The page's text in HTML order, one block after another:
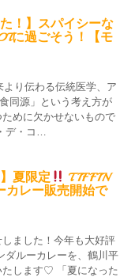
！】スパイシーな
に過ごそう！【モ
より伝わる伝統医学、ア
同源」という考え方が
めに欠かせないもので
デ・コ…
夏限定
TIFFIN
カレー販売開始で
ました！今年も大好評
ダルーカレーを、鶴川平
たします♡ 「夏になった